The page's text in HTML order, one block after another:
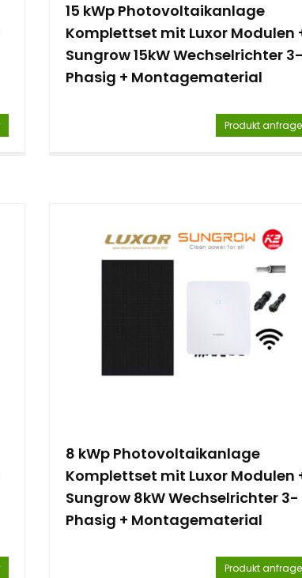
15 kWp Photovoltaikanlage
Komplettset mit Luxor Modulen
Sungrow 15kW Wechselrichter 3-
Phasig + Montagematerial
Produkt
8 kWp Photovoltaikanlage
Komplettset mit Luxor Modulen
Sungrow 8kW Wechselrichter 3-
Phasig + Montagematerial
Produkt